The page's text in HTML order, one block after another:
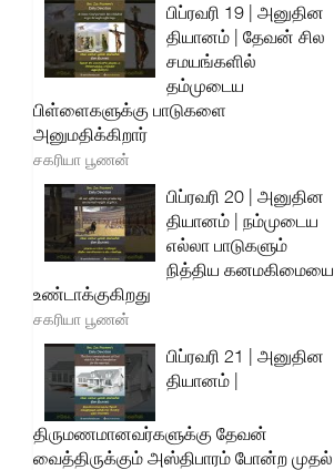
பிப்ரவரி 19 | அனுதின
தியானம் | தேவன் சில
சமயங்களில்
தம்முடைய
பிள்ளைகளுக்கு பாடுகளை
அனுமதிக்கிறார்
சகரியா பூணன்
பிப்ரவரி 20 | அனுதின
தியானம் | நம்முடைய
எல்லா பாடுகளும்
நித்திய கனமகிமையை
உண்டாக்குகிறது
சகரியா பூணன்
பிப்ரவரி 21 | அனுதின
தியானம் |
திருமணமானவர்களுக்கு தேவன்
வைத்திருக்கும் அஸ்திபாரம் போன்ற முதல்